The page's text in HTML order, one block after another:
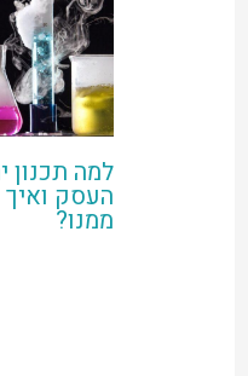
למה
העסק
ממנו?